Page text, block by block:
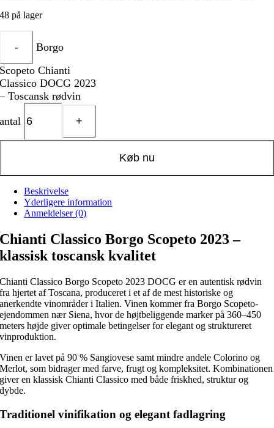
48 på lager
Borgo
Scopeto Chianti
Classico DOCG 2023
– Toscansk rødvin
antal
Køb nu
Beskrivelse
Yderligere information
Anmeldelser (0)
Chianti Classico Borgo Scopeto 2023 –
klassisk toscansk kvalitet
Chianti Classico Borgo Scopeto 2023 DOCG er en autentisk rødvin
fra hjertet af Toscana, produceret i et af de mest historiske og
anerkendte vinområder i Italien. Vinen kommer fra Borgo Scopeto-
ejendommen nær Siena, hvor de højtbeliggende marker på 360–450
meters højde giver optimale betingelser for elegant og struktureret
vinproduktion.
Vinen er lavet på 90 % Sangiovese samt mindre andele Colorino og
Merlot, som bidrager med farve, frugt og kompleksitet. Kombinationen
giver en klassisk Chianti Classico med både friskhed, struktur og
dybde.
Traditionel vinifikation og elegant fadlagring